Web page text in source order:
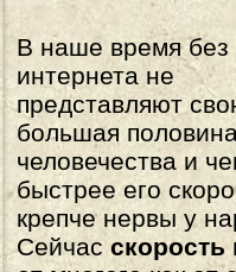
В наше время без
интернета не
представляют
большая
человечества и
быстрее его
крепче нервы у
Сейчас скорость